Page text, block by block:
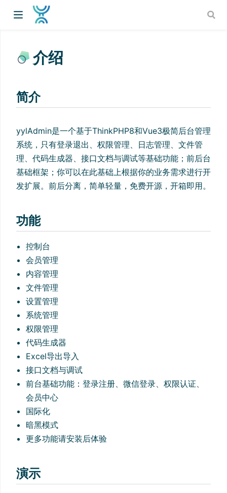
介绍
简介
yylAdmin是一个基于ThinkPHP8和Vue3极简后台管理
系统，只有登录退出、权限管理、日志管理、文件管
理、代码生成器、接口文档与调试等基础功能；前后台
基础框架；你可以在此基础上根据你的业务需求进行开
发扩展。前后分离，简单轻量，免费开源，开箱即用。
功能
控制台
会员管理
内容管理
文件管理
设置管理
系统管理
权限管理
代码生成器
Excel导出导入
接口文档与调试
前台基础功能：登录注册、微信登录、权限认证、
会员中心
国际化
暗黑模式
更多功能请安装后体验
演示